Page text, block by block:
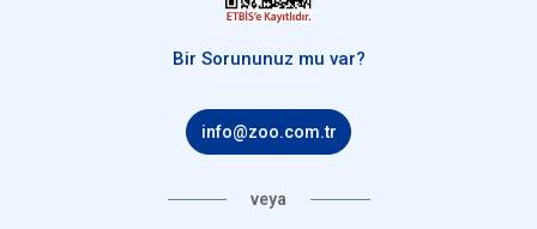
Bir Sorununuz mu var?
info@zoo.com.tr
veya